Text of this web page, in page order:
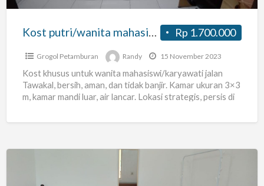
dekat
Untar
Rp 1.700.000
Kost putri/wanita mahasiswi/karyawati Tawakal, Grogol, strategis, dekat Trisakti & Untar
Grogol Petamburan Randy 15 November 2023
Kost khusus untuk wanita mahasiswi/karyawati jalan
Tawakal, bersih, aman, dan tidak banjir. Kamar ukuran 3×3
m, kamar mandi luar, air lancar. Lokasi strategis, persis di